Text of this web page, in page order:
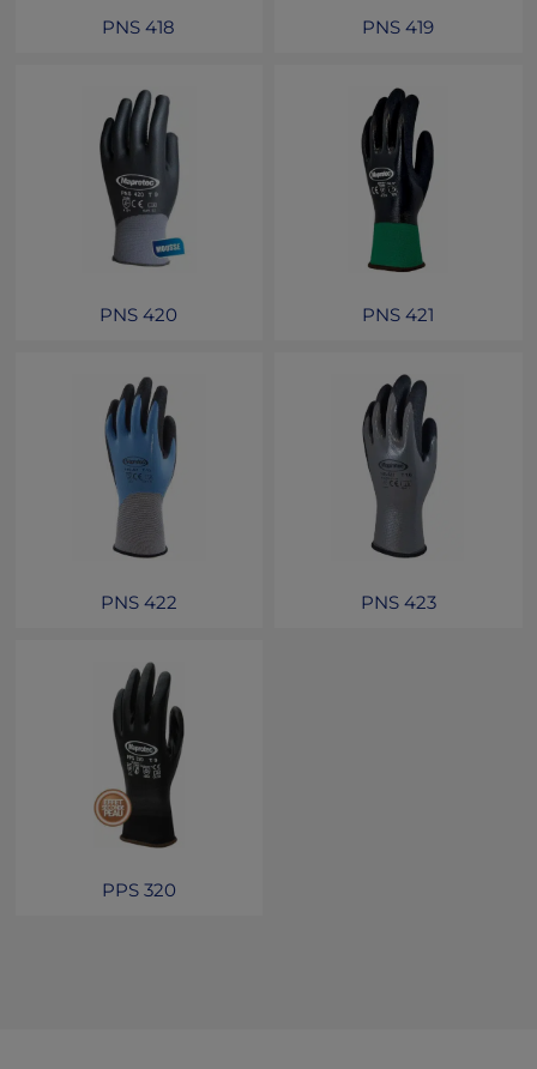
PNS 418 PNS 419
PNS 420 PNS 421
PNS 422 PNS 423
PPS 320